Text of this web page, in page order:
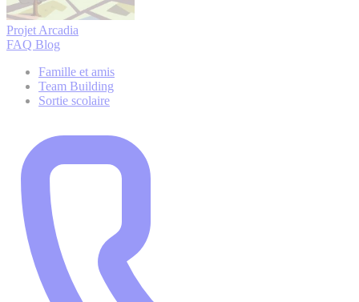
Projet Arcadia
FAQ Blog
Famille et amis
Team Building
Sortie scolaire